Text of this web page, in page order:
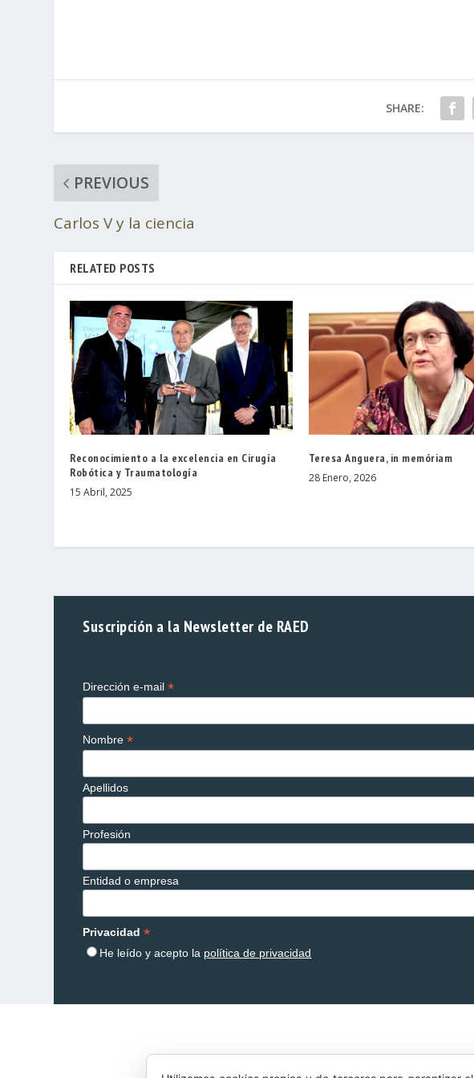
SHARE:
PREVIOUS
Carlos V y la ciencia
RELATED POSTS
Reconocimiento a la excelencia en Cirugía
Robótica y Traumatología
15 Abril, 2025
Teresa Anguera, in memóriam
28 Enero, 2026
Suscripción a la Newsletter de RAED
Dirección e-mail*
Nombre*
Apellidos
Profesión
Entidad o empresa
Privacidad*
He leído y acepto la política de privacidad